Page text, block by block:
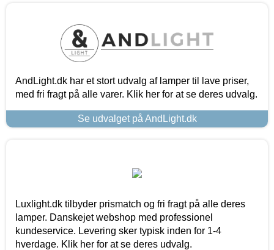
AndLight.dk har et stort udvalg af lamper til lave priser,
med fri fragt på alle varer. Klik her for at se deres udvalg.
Se udvalget på AndLight.dk
Luxlight.dk tilbyder prismatch og fri fragt på alle deres
lamper. Danskejet webshop med professionel
kundeservice. Levering sker typisk inden for 1-4
hverdage. Klik her for at se deres udvalg.